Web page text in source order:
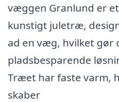
væggen Granlund er
kunstigt juletræ,
ad en væg, hvilket gør
pladsbesparende
Træet har faste varm,
skaber